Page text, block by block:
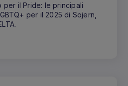
per il Pride: le principali
per il 2025 di Sojern,